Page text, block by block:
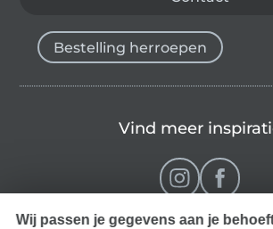
Bestelling herroepen
Vind meer
Wij passen je gegevens aan je